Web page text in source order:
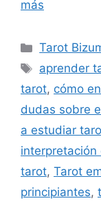
más
Categorías
Tarot
Etiquetas
aprender
tarot, cómo
dudas sobre
a estudiar
tarot, Tarot
principiantes,